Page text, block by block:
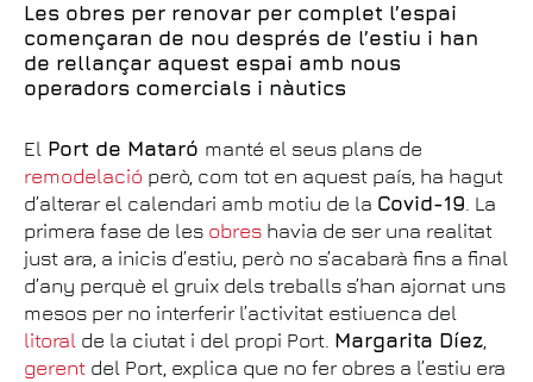
Les obres per renovar per complet l’espai
començaran de nou després de l’estiu i han
de rellançar aquest espai amb nous
operadors comercials i nàutics
El Port de Mataró manté el seus plans de
remodelació però, com tot en aquest país, ha hagut
d’alterar el calendari amb motiu de la Covid-19. La
primera fase de les obres havia de ser una realitat
just ara, a inicis d’estiu, però no s’acabarà fins a final
d’any perquè el gruix dels treballs s’han ajornat uns
mesos per no interferir l’activitat estiuenca del
litoral de la ciutat i del propi Port. Margarita Díez,
gerent del Port, explica que no fer obres a l’estiu era